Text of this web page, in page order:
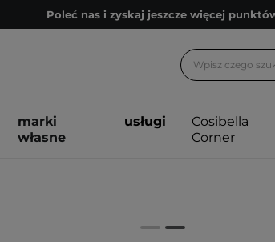
Poleć nas i zyskaj jeszcze więcej
Bezpłatne konsultacje kosmetologiczne
Poleć nas i zyskaj jeszcze więcej punktów
marki
własne
usługi
Cosibella
Corner